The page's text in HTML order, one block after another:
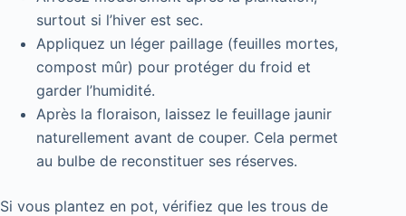
surtout si l’hiver est sec.
Appliquez un léger paillage (feuilles mortes,
compost mûr) pour protéger du froid et
garder l’humidité.
Après la floraison, laissez le feuillage jaunir
naturellement avant de couper. Cela permet
au bulbe de reconstituer ses réserves.
Si vous plantez en pot, vérifiez que les trous de